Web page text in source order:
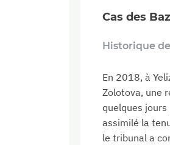
Cas des
Historique
En 2018, à
Zolotova, une
quelques jours
assimilé la
le tribunal a